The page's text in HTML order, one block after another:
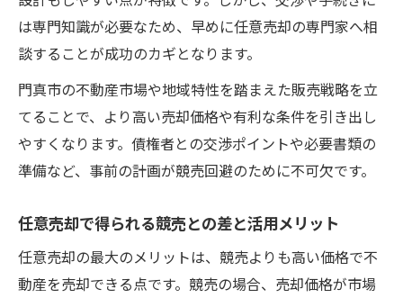
は専門知識が必要なため、早めに任意売却の専門家へ相
談することが成功のカギとなります。
門真市の不動産市場や地域特性を踏まえた販売戦略を立
てることで、より高い売却価格や有利な条件を引き出し
やすくなります。債権者との交渉ポイントや必要書類の
準備など、事前の計画が競売回避のために不可欠です。
任意売却で得られる競売との差と活用メリット
任意売却の最大のメリットは、競売よりも高い価格で不
動産を売却できる点です。競売の場合、売却価格が市場